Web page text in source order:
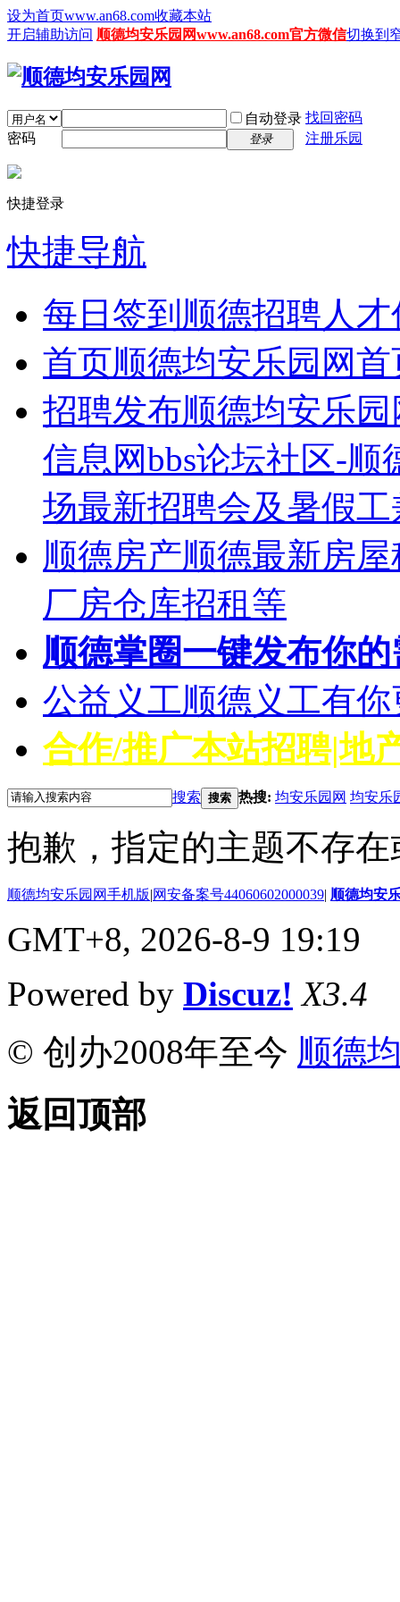
设为首页www.an68.com收藏本站
开启辅助访问 顺德均安乐园网www.an68.com官方微信切换到
自动登录 找回密码
密码
登录 注册乐园
快捷登录
快捷导航
每日签到 顺德招聘人
首页顺德均安乐园网首
招聘发布顺德均安乐
信息网bbs论坛社区-
场最新招聘会及暑假
顺德房产顺德最新房
厂房仓库招租等
顺德掌圈一键发布你
公益义工顺德义工有
合作/推广本站招聘|地
搜索 搜索 热搜: 均安乐园网 均安乐
抱歉，指定的主题不存
顺德均安乐园网手机版|网安备案号44060602000039| 顺德均安
GMT+8, 2026-8-9 19:19
Powered by Discuz! X3.4
© 创办2008年至今 顺德
返回顶部